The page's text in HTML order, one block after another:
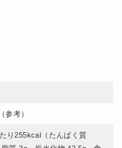
参考）
り255kcal（たんぱく質